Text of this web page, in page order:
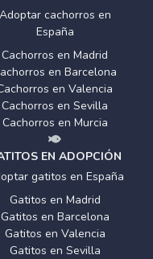
Adoptar cachorros en
España
Cachorros en Madrid
en Barcelona
en Valencia
Cachorros en Sevilla
Cachorros en Murcia
EN ADOPCIÓN
gatitos en España
Gatitos en Madrid
Gatitos en Barcelona
Gatitos en Valencia
Gatitos en Sevilla